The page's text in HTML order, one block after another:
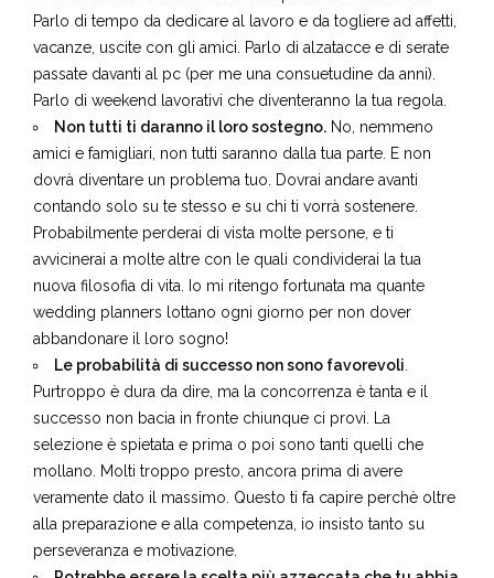
gioco al quale avevo deciso di partecipare.
Dovrai fare dei sacrifici. E non parlo solo di denaro.
Parlo di tempo da dedicare al lavoro e da togliere ad affetti,
vacanze, uscite con gli amici. Parlo di alzatacce e di serate
passate davanti al pc (per me una consuetudine da anni).
Parlo di weekend lavorativi che diventeranno la tua regola.
Non tutti ti daranno il loro sostegno.No, nemmeno
amici e famigliari, non tutti saranno dalla tua parte. E non
dovrà diventare un problema tuo. Dovrai andare avanti
contando solo su te stesso e su chi ti vorrà sostenere.
Probabilmente perderai di vista molte persone, e ti
avvicinerai a molte altre con le quali condividerai la tua
nuova filosofia di vita. Io mi ritengo fortunata ma quante
wedding planners lottano ogni giorno per non dover
abbandonare il loro sogno!
Le probabilità di successo non sono favorevoli
Purtroppo è dura da dire, ma la concorrenza è tanta e il
successo non bacia in fronte chiunque ci provi. La
selezione è spietata e prima o poi sono tanti quelli che
mollano. Molti troppo presto, ancora prima di avere
veramente dato il massimo. Questo ti fa capire perchè oltre